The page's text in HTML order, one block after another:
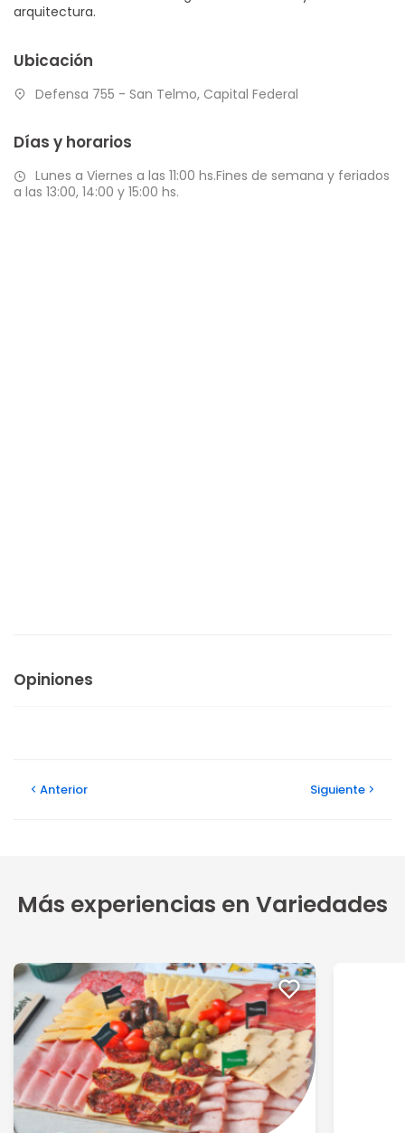
arquitectura.
Ubicación
Defensa 755 - San Telmo, Capital Federal
Días y horarios
Lunes a Viernes a las 11:00 hs.Fines de semana y feriados
a las 13:00, 14:00 y 15:00 hs.
Opiniones
Anterior Siguiente
Más experiencias en Variedades